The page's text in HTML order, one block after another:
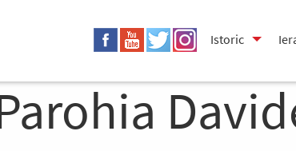
Istoric